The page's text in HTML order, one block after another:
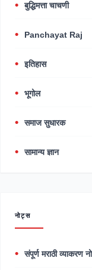
बुद्धिमत्ता चाचणी
Panchayat Raj
इतिहास
भूगोल
समाज सुधारक
सामान्य ज्ञान
नोट्स
संपूर्ण मराठी व्याकरण